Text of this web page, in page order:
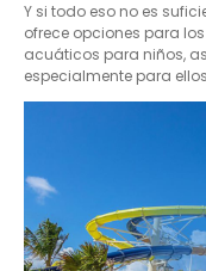
Y si todo eso no es
ofrece opciones para
acuáticos para niños,
especialmente para